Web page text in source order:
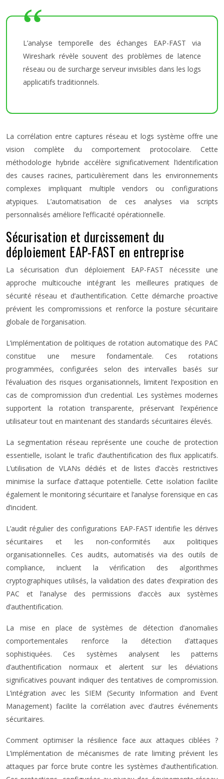
L’analyse temporelle des échanges EAP-FAST via
Wireshark révèle souvent des problèmes de latence
réseau ou de surcharge serveur invisibles dans les logs
applicatifs traditionnels.
La corrélation entre captures réseau et logs système offre une
vision complète du comportement protocolaire. Cette
méthodologie hybride accélère significativement l’identification
des causes racines, particulièrement dans les environnements
complexes impliquant multiple vendors ou configurations
atypiques. L’automatisation de ces analyses via scripts
personnalisés améliore l’efficacité opérationnelle.
Sécurisation et durcissement du
déploiement EAP-FAST en entreprise
La sécurisation d’un déploiement EAP-FAST nécessite une
approche multicouche intégrant les meilleures pratiques de
sécurité réseau et d’authentification. Cette démarche proactive
prévient les compromissions et renforce la posture sécuritaire
globale de l’organisation.
L’implémentation de politiques de rotation automatique des PAC
constitue une mesure fondamentale. Ces rotations
programmées, configurées selon des intervalles basés sur
l’évaluation des risques organisationnels, limitent l’exposition en
cas de compromission d’un credential. Les systèmes modernes
supportent la rotation transparente, préservant l’expérience
utilisateur tout en maintenant des standards sécuritaires élevés.
La segmentation réseau représente une couche de protection
essentielle, isolant le trafic d’authentification des flux applicatifs.
L’utilisation de VLANs dédiés et de listes d’accès restrictives
minimise la surface d’attaque potentielle. Cette isolation facilite
également le monitoring sécuritaire et l’analyse forensique en cas
d’incident.
L’audit régulier des configurations EAP-FAST identifie les dérives
sécuritaires et les non-conformités aux politiques
organisationnelles. Ces audits, automatisés via des outils de
compliance, incluent la vérification des algorithmes
cryptographiques utilisés, la validation des dates d’expiration des
PAC et l’analyse des permissions d’accès aux systèmes
d’authentification.
La mise en place de systèmes de détection d’anomalies
comportementales renforce la détection d’attaques
sophistiquées. Ces systèmes analysent les patterns
d’authentification normaux et alertent sur les déviations
significatives pouvant indiquer des tentatives de compromission.
L’intégration avec les SIEM (Security Information and Event
Management) facilite la corrélation avec d’autres événements
sécuritaires.
Comment optimiser la résilience face aux attaques ciblées ?
L’implémentation de mécanismes de rate limiting prévient les
attaques par force brute contre les systèmes d’authentification.